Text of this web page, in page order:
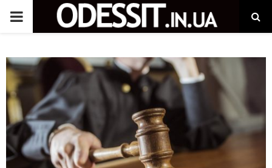
P
I
M
A